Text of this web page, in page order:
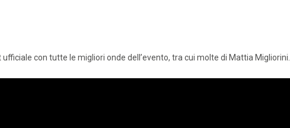
ufficiale con tutte le migliori onde dell’evento, tra cui molte di Mattia Migliorini.